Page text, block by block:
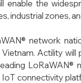
enable the
network
Actility will
LoRaWAN®
connectivity